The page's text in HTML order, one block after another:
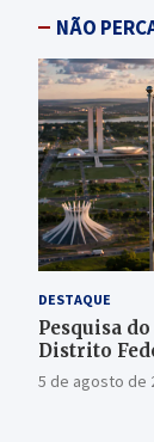
NÃO
DESTAQUE
Pesquisa
Distrito
aberto para
5 de agosto de